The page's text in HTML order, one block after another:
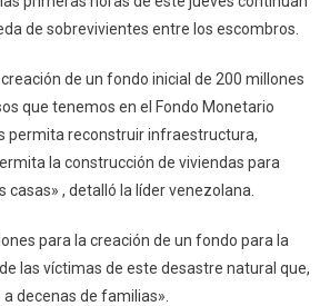
de sobrevivientes entre los escombros.
de un fondo inicial de 200 millones
que tenemos en el Fondo Monetario
permita reconstruir infraestructura,
la construcción de viviendas para
casas» , detalló la líder venezolana.
para la creación de un fondo para la
las víctimas de este desastre natural que,
decenas de familias».